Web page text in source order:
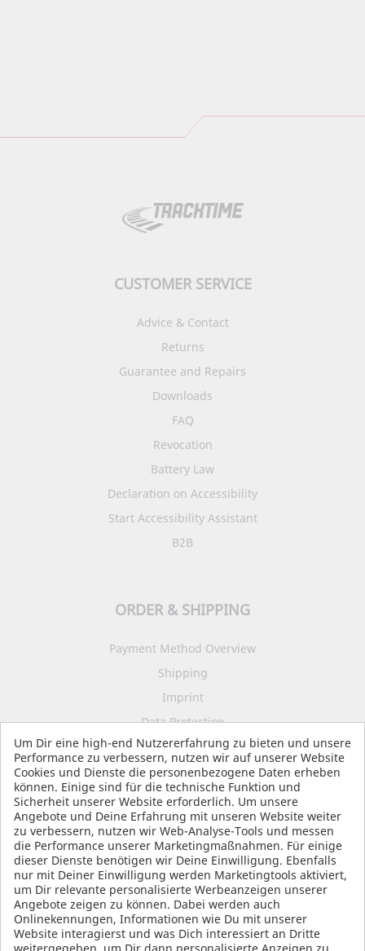
CUSTOMER SERVICE
Advice & Contact
Returns
Guarantee and Repairs
Downloads
FAQ
Revocation
Battery Law
Declaration on Accessibility
Start Accessibility Assistant
B2B
ORDER & SHIPPING
Payment Method Overview
Shipping
Imprint
Data Protection
Terms and Conditions
SOCIAL MEDIA
Um Dir eine high-end Nutzererfahrung zu bieten und unsere
Performance zu verbessern, nutzen wir auf unserer Website
Cookies und Dienste die personenbezogene Daten erheben
können. Einige sind für die technische Funktion und
Sicherheit unserer Website erforderlich. Um unsere
Angebote und Deine Erfahrung mit unseren Website weiter
zu verbessern, nutzen wir Web-Analyse-Tools und messen
die Performance unserer Marketingmaßnahmen. Für einige
dieser Dienste benötigen wir Deine Einwilligung. Ebenfalls
nur mit Deiner Einwilligung werden Marketingtools aktiviert,
um Dir relevante personalisierte Werbeanzeigen unserer
Angebote zeigen zu können. Dabei werden auch
Onlinekennungen, Informationen wie Du mit unserer
Website interagierst und was Dich interessiert an Dritte